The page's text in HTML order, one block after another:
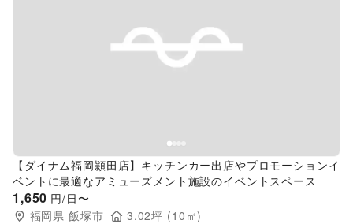
Previous slide
【ダイナム福岡頴田店】キッチンカー出店やプロモーションイ
ベントに最適なアミューズメント施設のイベントスペース
1,650 円/日〜
福岡県 飯塚市 3.02坪 (10 ㎡)